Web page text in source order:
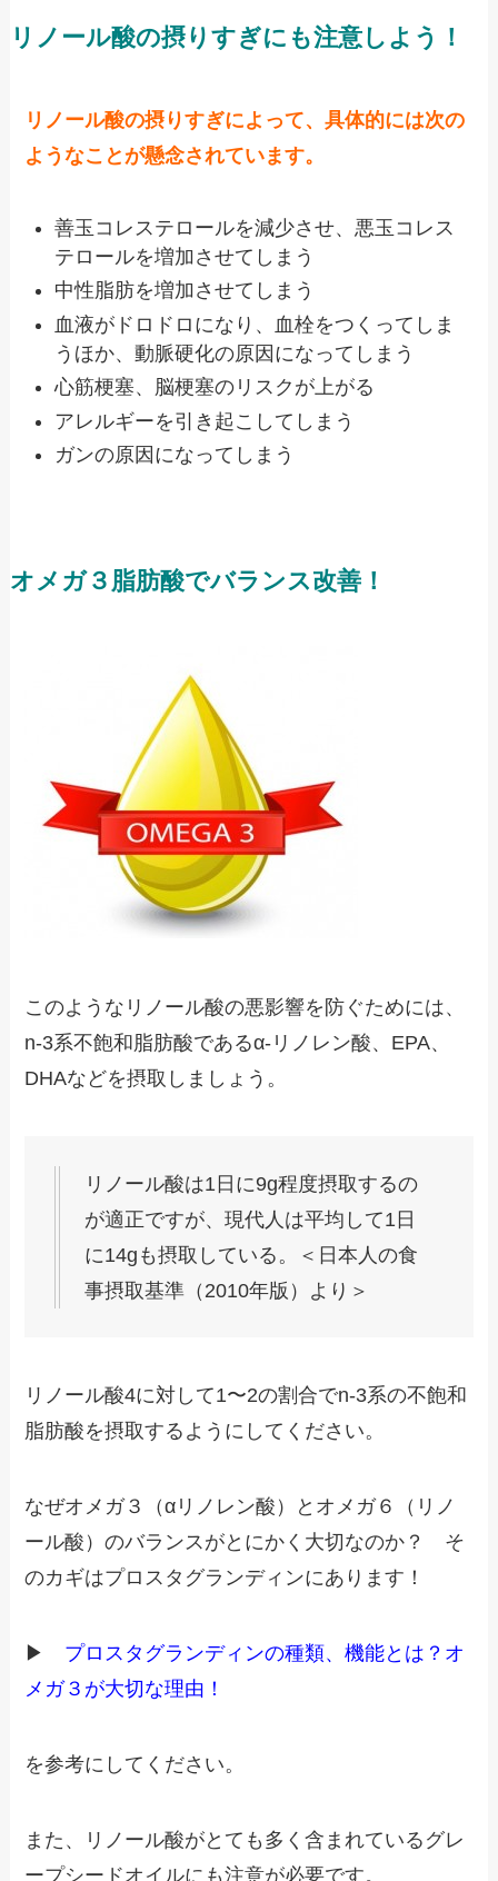
リノール酸の摂りすぎにも注意しよう！
リノール酸の摂りすぎによって、具体的には次の
ようなことが懸念されています。
善玉コレステロールを減少させ、悪玉コレス
テロールを増加させてしまう
中性脂肪を増加させてしまう
血液がドロドロになり、血栓をつくってしま
うほか、動脈硬化の原因になってしまう
心筋梗塞、脳梗塞のリスクが上がる
アレルギーを引き起こしてしまう
ガンの原因になってしまう
オメガ３脂肪酸でバランス改善！
このようなリノール酸の悪影響を防ぐためには、
n-3系不飽和脂肪酸であるα-リノレン酸、EPA、
DHAなどを摂取しましょう。
リノール酸は1日に9g程度摂取するの
が適正ですが、現代人は平均して1日
に14gも摂取している。＜日本人の食
事摂取基準（2010年版）より＞
リノール酸4に対して1〜2の割合でn-3系の不飽和
脂肪酸を摂取するようにしてください。
なぜオメガ３（αリノレン酸）とオメガ６（リノ
ール酸）のバランスがとにかく大切なのか？ そ
のカギはプロスタグランディンにあります！
▶ プロスタグランディンの種類、機能とは？オ
メガ３が大切な理由！
を参考にしてください。
また、リノール酸がとても多く含まれているグレ
ープシードオイルにも注意が必要です。